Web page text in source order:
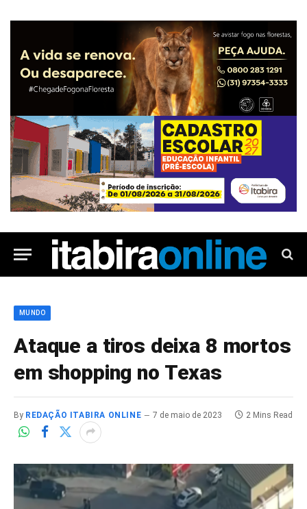
MUNDO
Ataque a tiros deixa 8 mortos
em shopping no Texas
By REDAÇÃO ITABIRA ONLINE 7 de maio de 2023 2 Mins Read